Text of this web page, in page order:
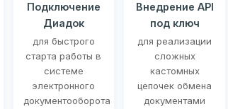
Подключение
Диадок
для быстрого
старта работы в
системе
электронного
документооборота
Внедрение API
под ключ
для реализации
сложных
кастомных
цепочек обмена
документами